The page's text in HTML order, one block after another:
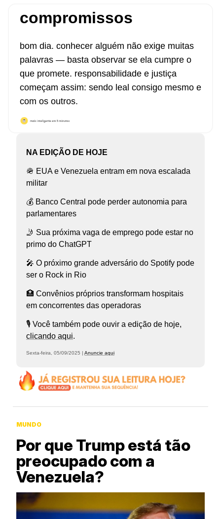
compromissos
bom dia. conhecer alguém não exige muitas
palavras — basta observar se ela cumpre o
que promete. responsabilidade e justiça
começam assim: sendo leal consigo mesmo e
com os outros.
NA EDIÇÃO DE HOJE
🪖 EUA e Venezuela entram em nova escalada
militar
💰 Banco Central pode perder autonomia para
parlamentares
🤳 Sua próxima vaga de emprego pode estar no
primo do ChatGPT
🎤 O próximo grande adversário do Spotify pode
ser o Rock in Rio
🏥 Convênios próprios transformam hospitais
em concorrentes das operadoras
🎙️ Você também pode ouvir a edição de hoje,
clicando aqui.
Sexta-feira, 05/09/2025 | Anuncie aqui
MUNDO
Por que Trump está tão
preocupado com a
Venezuela?